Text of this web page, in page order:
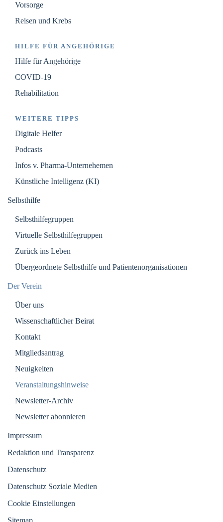
Vorsorge
Reisen und Krebs
HILFE FÜR ANGEHÖRIGE
Hilfe für Angehörige
COVID-19
Rehabilitation
WEITERE TIPPS
Digitale Helfer
Podcasts
Infos v. Pharma-Unternehemen
Künstliche Intelligenz (KI)
Selbsthilfe
Selbsthilfegruppen
Virtuelle Selbsthilfegruppen
Zurück ins Leben
Übergeordnete Selbsthilfe und Patientenorganisationen
Der Verein
Über uns
Wissenschaftlicher Beirat
Kontakt
Mitgliedsantrag
Neuigkeiten
Veranstaltungshinweise
Newsletter-Archiv
Newsletter abonnieren
Impressum
Redaktion und Transparenz
Datenschutz
Datenschutz Soziale Medien
Cookie Einstellungen
Sitemap